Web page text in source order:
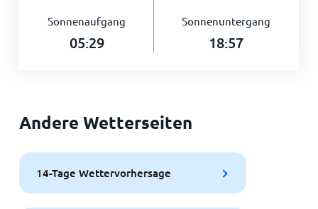
Sonnenaufgang
05:29
Sonnenuntergang
18:57
Andere Wetterseiten
14-Tage Wettervorhersage